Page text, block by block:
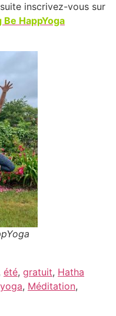
inscrivez-vous sur
Be HappYoga
été, gratuit, Hatha
, Méditation,